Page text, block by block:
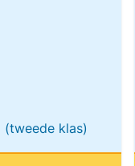
(tweede klas)